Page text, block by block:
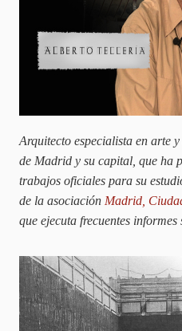
Arquitecto especialista en arte
de Madrid y su capital, que ha
trabajos oficiales para su
de la asociación Madrid,
que ejecuta frecuentes informes